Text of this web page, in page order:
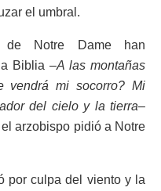
el umbral.
de Notre Dame han
Biblia –A las montañas
vendrá mi socorro? Mi
del cielo y la tierra–
arzobispo pidió a Notre
por culpa del viento y la